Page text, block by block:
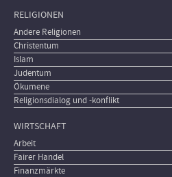
RELIGIONEN
Andere Religionen
Christentum
Islam
Judentum
Ökumene
Religionsdialog und -konflikt
WIRTSCHAFT
Arbeit
Fairer Handel
Finanzmärkte